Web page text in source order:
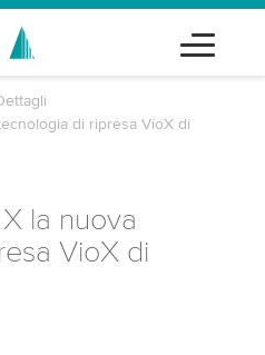
di ripresa VioX di
la nuova
VioX di